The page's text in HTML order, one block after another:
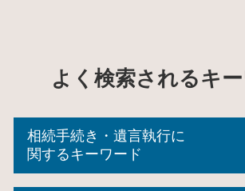
よく検索されるキ
相続手続き・遺言執行に
関するキーワード